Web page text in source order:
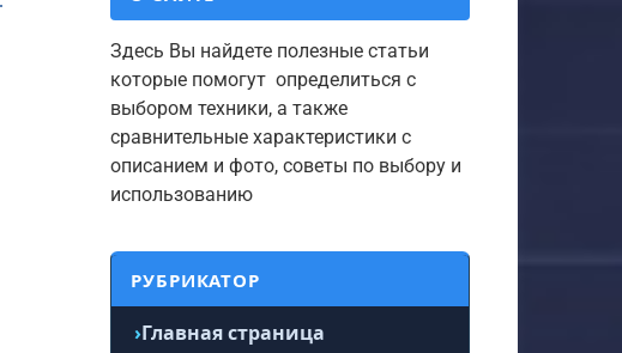
Здесь Вы найдете полезные статьи
которые помогут определиться с
выбором техники, а также
сравнительные характеристики с
описанием и фото, советы по выбору и
использованию
РУБРИКАТОР
Главная страница